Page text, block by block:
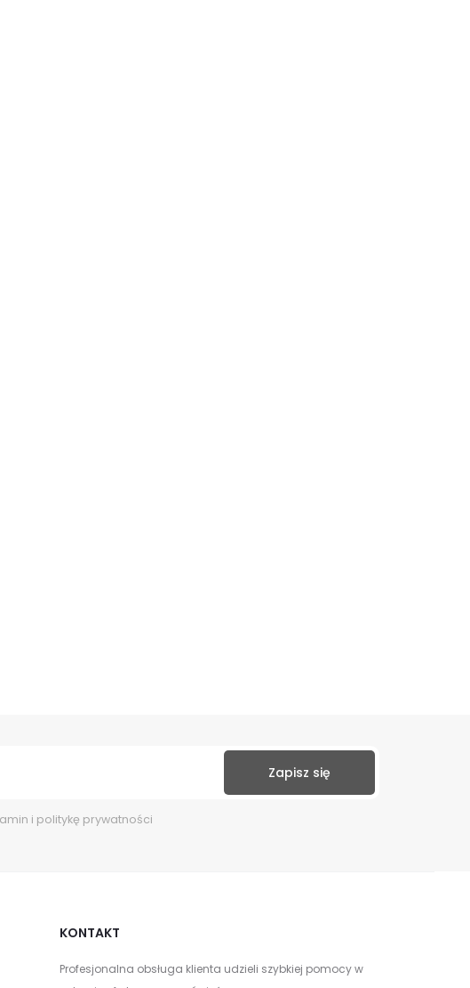
i politykę prywatności
KONTAKT
Profesjonalna obsługa klienta udzieli szybkiej pomocy w